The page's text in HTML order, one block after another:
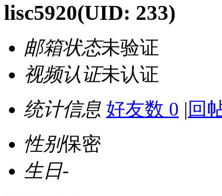
lisc5920(UID: 233)
邮箱状态未验证
视频认证未认证
统计信息 好友数 0 | 回
性别保密
生日-